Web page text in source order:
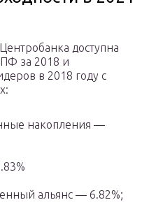
доступна
за 2018 и
в 2018 году с
накопления —
альянс — 6.82%;